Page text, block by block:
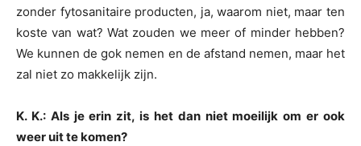
zonder fytosanitaire producten, ja, waarom niet, maar ten
koste van wat? Wat zouden we meer of minder hebben?
We kunnen de gok nemen en de afstand nemen, maar het
zal niet zo makkelijk zijn.
K. K.: Als je erin zit, is het dan niet moeilijk om er ook
weer uit te komen?